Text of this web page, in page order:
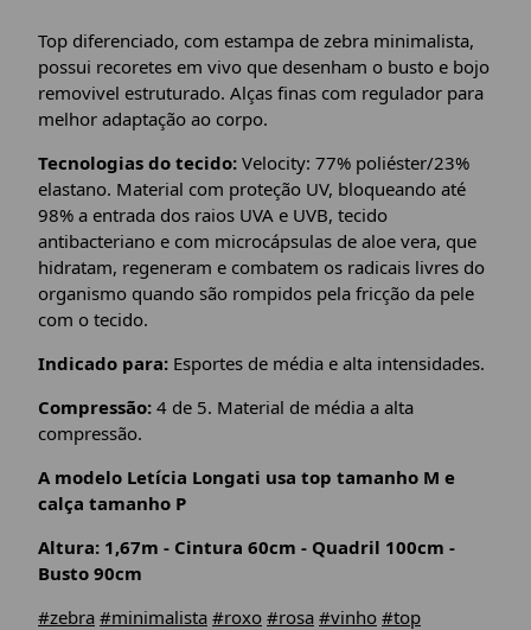
Top diferenciado, com estampa de zebra minimalista,
possui recoretes em vivo que desenham o busto e bojo
removivel estruturado. Alças finas com regulador para
melhor adaptação ao corpo.
Tecnologias do tecido: Velocity: 77% poliéster/23%
elastano. Material com proteção UV, bloqueando até
98% a entrada dos raios UVA e UVB, tecido
antibacteriano e com microcápsulas de aloe vera, que
hidratam, regeneram e combatem os radicais livres do
organismo quando são rompidos pela fricção da pele
com o tecido.
Indicado para: Esportes de média e alta intensidades.
Compressão: 4 de 5. Material de média a alta
compressão.
A modelo Letícia Longati usa top tamanho M e
calça tamanho P
Altura: 1,67m - Cintura 60cm - Quadril 100cm -
Busto 90cm
#zebra #minimalista #roxo #rosa #vinho #top